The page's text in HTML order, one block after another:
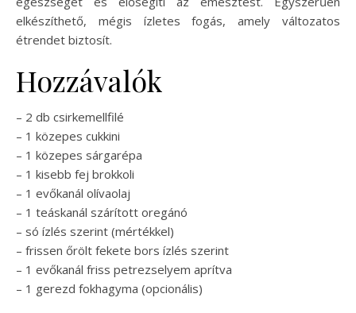
elkészíthető, mégis ízletes fogás, amely változatos
étrendet biztosít.
Hozzávalók
– 2 db csirkemellfilé
– 1 közepes cukkini
– 1 közepes sárgarépa
– 1 kisebb fej brokkoli
– 1 evőkanál olívaolaj
– 1 teáskanál szárított oregánó
– só ízlés szerint (mértékkel)
– frissen őrölt fekete bors ízlés szerint
– 1 evőkanál friss petrezselyem aprítva
– 1 gerezd fokhagyma (opcionális)